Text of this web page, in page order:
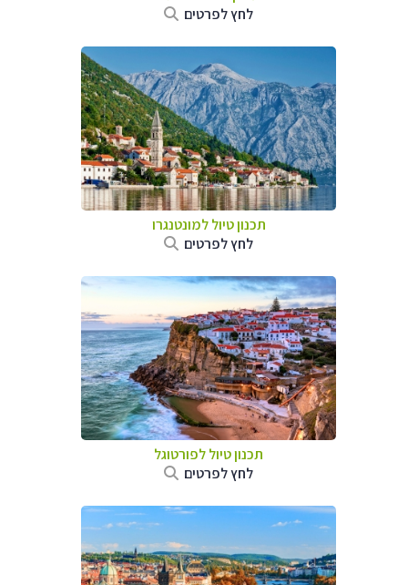
לחץ לפרטים
תכנון טיול למונטנגרו
לחץ לפרטים
תכנון טיול לפורטוגל
לחץ לפרטים